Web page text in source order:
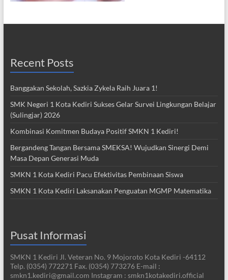
Recent Posts
Banggakan Sekolah, Sazkia Zykela Raih Juara 1!
SMK Negeri 1 Kota Kediri Sukses Gelar Survei Lingkungan Belajar
(Sulingjar) 2026
Kombinasi Komitmen Budaya Positif SMKN 1 Kediri!
Bergandeng Tangan Bersama SMEKSA! Wujudkan Sinergi Demi
Masa Depan Generasi Muda
SMKN 1 Kota Kediri Pacu Efektivitas Pembinaan Siswa
SMKN 1 Kota Kediri Laksanakan Penguatan MGMP Matematika
Pusat Informasi
SMKN 1 Kediri Jl. Veteran No. 9 Mojoroto Kota Kediri -64112
Telp. (0354) 772271 Fax. (0354) 773276 E-mail :
smkn1.kediri@gmail.com Instagram : smkn1kotakediri.official